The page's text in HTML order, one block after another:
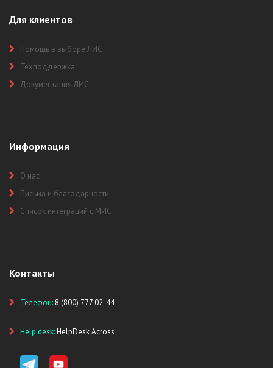
Для клиентов
Помощь в выборе ЛИС
Техподдержка
Документация ЛИС
Информация
О нас
Письма и благодарности
Список интеграций с МИС
Контакты
Телефон: 8 (800) 777 02-44
Help desk:HelpDesk Across